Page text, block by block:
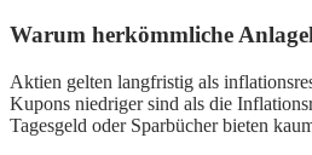
Warum herkömmliche
Aktien gelten langfristig als
Kupons niedriger sind als die
Tagesgeld oder Sparbücher bieten